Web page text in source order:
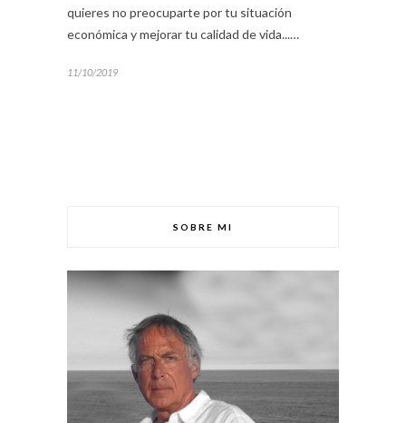
quieres no preocuparte por tu situación
económica y mejorar tu calidad de vida...…
11/10/2019
SOBRE MI